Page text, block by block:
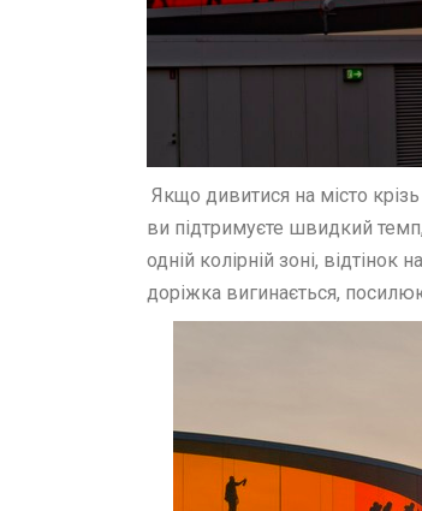
Якщо дивитися на місто
ви підтримуєте швидкий
одній колірній зоні,
доріжка вигинається,